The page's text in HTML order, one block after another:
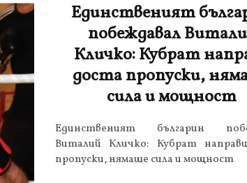
Единственият
побеждавал
Кличко: Кубрат
доста пропуски,
сила и мощност
Единственият българин
Виталий Кличко: Кубрат
пропуски, нямаше сила и мощност